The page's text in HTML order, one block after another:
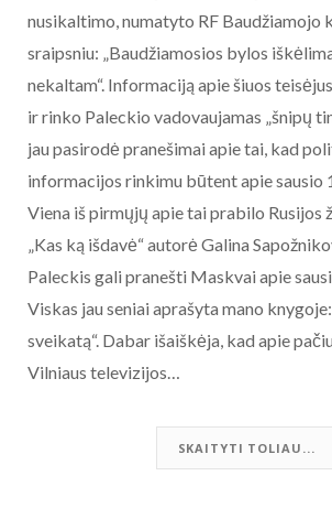
nusikaltimo, numatyto RF Baudžiamojo
sraipsniu: „Baudžiamosios bylos
nekaltam“. Informaciją apie šiuos
ir rinko Paleckio vadovaujamas „šnipų
jau pasirodė pranešimai apie tai, kad
informacijos rinkimu būtent apie sausio
Viena iš pirmųjų apie tai prabilo Rusijos
„Kas ką išdavė“ autorė Galina
Paleckis gali pranešti Maskvai apie
Viskas jau seniai aprašyta mano
sveikatą“. Dabar išaiškėja, kad apie
Vilniaus televizijos…
SKAITYTI TOLIAU...